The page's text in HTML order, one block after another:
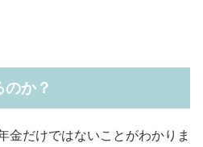
か？
金だけではないことがわかりま